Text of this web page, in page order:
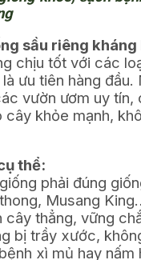
sầu riêng kháng
chịu tốt với các
ưu tiên hàng đầu.
vườn ươm uy tín,
cây khỏe mạnh,
thể:
phải đúng
Musang
cây thẳng, vững
bị trầy xước,
xì mủ hay nấm